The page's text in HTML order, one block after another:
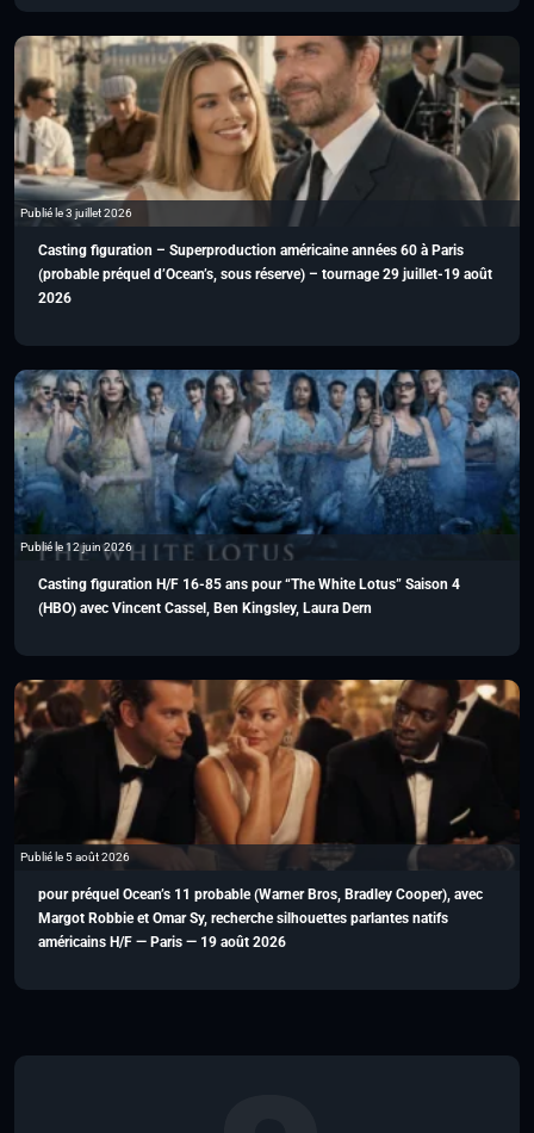
Publié le 3 juillet 2026
Casting figuration – Superproduction américaine années 60 à Paris
(probable préquel d’Ocean’s, sous réserve) – tournage 29 juillet-19 août
2026
Publié le 12 juin 2026
Casting figuration H/F 16-85 ans pour “The White Lotus” Saison 4
(HBO) avec Vincent Cassel, Ben Kingsley, Laura Dern
Publié le 5 août 2026
pour préquel Ocean’s 11 probable (Warner Bros, Bradley Cooper), avec
Margot Robbie et Omar Sy, recherche silhouettes parlantes natifs
américains H/F — Paris — 19 août 2026